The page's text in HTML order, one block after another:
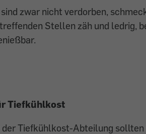
zwar nicht verdorben,
Stellen zäh und ledrig,
Tiefkühlkost
Tiefkühlkost-Abteilung